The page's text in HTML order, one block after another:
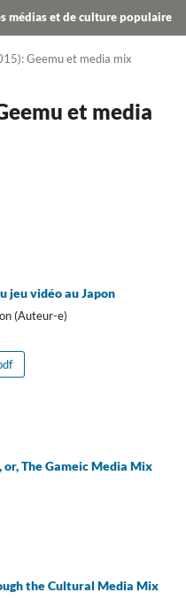
médias et de culture populaire
Geemu et media mix
et media
jeu vidéo au Japon
(Auteur-e)
The Gameic Media Mix
the Cultural Media Mix